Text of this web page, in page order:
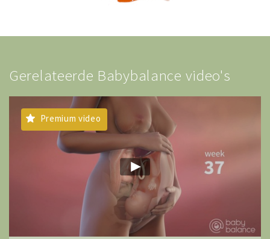
Gerelateerde Babybalance video's
Premium video